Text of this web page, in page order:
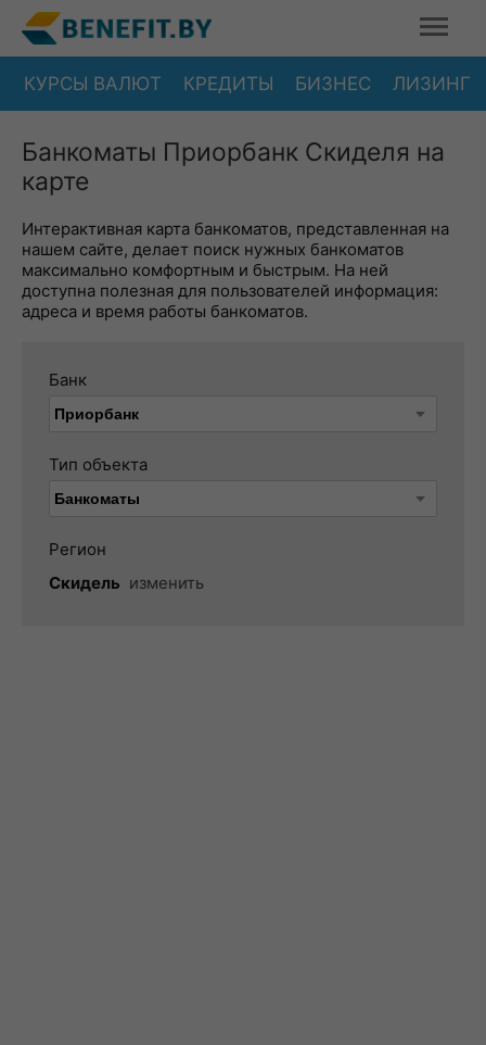
КУРСЫ ВАЛЮТ КРЕДИТЫ БИЗНЕС ЛИЗИНГ
Банкоматы Приорбанк Скиделя на
карте
Интерактивная карта банкоматов, представленная на
нашем сайте, делает поиск нужных банкоматов
максимально комфортным и быстрым. На ней
доступна полезная для пользователей информация:
адреса и время работы банкоматов.
Банк
Тип объекта
Регион
Скидель изменить